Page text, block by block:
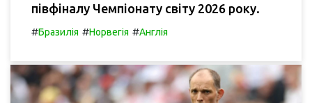
півфіналу Чемпіонату світу 2026 року.
#Бразилія #Норвегія #Англія